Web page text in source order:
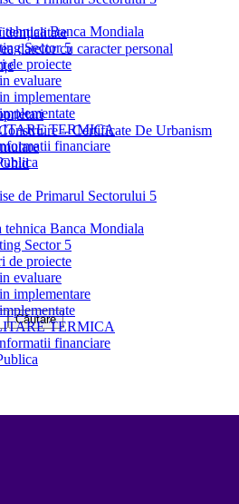
tehnica Banca Mondiala
Sector 5
de proiecte
evaluare
implementare
TERMICA
financiare
datelor cu caracter personal
– Certificate De Urbanism
de Primarul Sectorului 5
tehnica Banca Mondiala
Sector 5
de proiecte
evaluare
implementare
TERMICA
financiare